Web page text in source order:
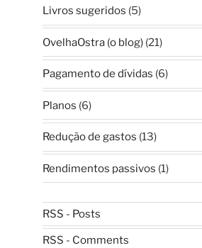
Livros sugeridos (5)
OvelhaOstra (o blog)(21)
Pagamento de dívidas (6)
Planos (6)
Redução de gastos (13)
Rendimentos passivos (1)
RSS - Posts
RSS - Comments